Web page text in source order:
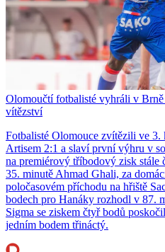
Olomoučtí fotbalisté vyhráli v
vítězství
Fotbalisté Olomouce zvítězili ve
Artisem 2:1 a slaví první výhru v
na premiérový tříbodový zisk stále
35. minutě Ahmad Ghali, za
poločasovém příchodu na hřiště
bodech pro Hanáky rozhodl v 87.
Sigma se ziskem čtyř bodů
jedním bodem třináctý.